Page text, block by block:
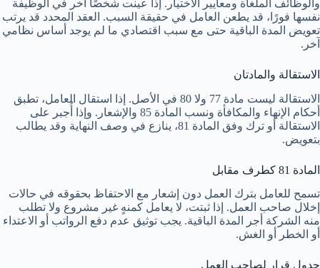
والوظائف الملغاة ومعايير الاختيار. إذا عينت شخصًا آخر في الوظيفة
نفسها فورًا، قد يطعن العامل في حقيقة السبب. العقد المحدد قد يرتب
تعويض المدة الباقية حتى مع سبب اقتصادي ما لم يوجد أساس نظامي
آخر.
الاستقالة والمادتان
الاستقالة ليست مادة 77 ولا 80 في الأصل. إذا استقال العامل، تطبق
أحكام الإنهاء والمكافأة ونسب المادة 85 والإشعار. وإذا أُجبر على
الاستقالة أو ترك وفق المادة 81، ينازع في وصف النهاية وقد يطالب
بتعويض.
المادة 81 كطرف مقابل
تسمح للعامل بترك العمل دون إشعار مع الاحتفاظ بحقوقه في حالات
إخلال صاحب العمل. إذا ثبتت، لا يعامل كمنهٍ غير مشروع ولا تطلب
منه الشركة أجر المدة الباقية. يجب توثيق عدم دفع الرواتب أو الاعتداء
أو الخطر أو الغش.
جدول قرار لصاحب العمل